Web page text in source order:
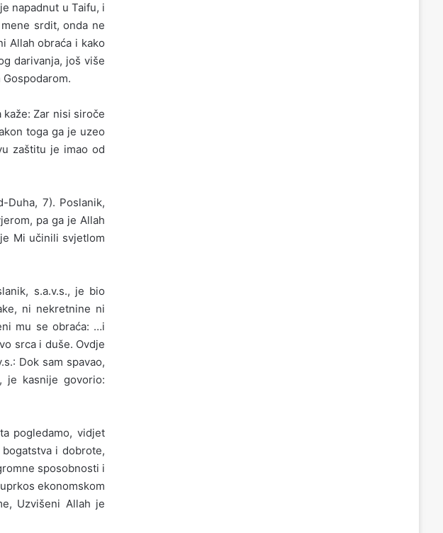
napadnut u Taifu, i
srdit, onda ne
Allah obraća i kako
darivanja, još više
Zar nisi siroče
toga ga je uzeo
zaštitu je imao od
7). Poslanik,
pa ga je Allah
Mi učinili svjetlom
s.a.v.s., je bio
ni nekretnine ni
mu se obraća: …i
srca i duše. Ovdje
Dok sam spavao,
je kasnije govorio:
pogledamo, vidjet
i dobrote,
sposobnosti i
ekonomskom
Uzvišeni Allah je